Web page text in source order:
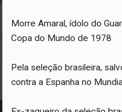
Morre Amaral, ídolo do
Copa do Mundo de 1978
Pela seleção brasileira,
contra a Espanha no